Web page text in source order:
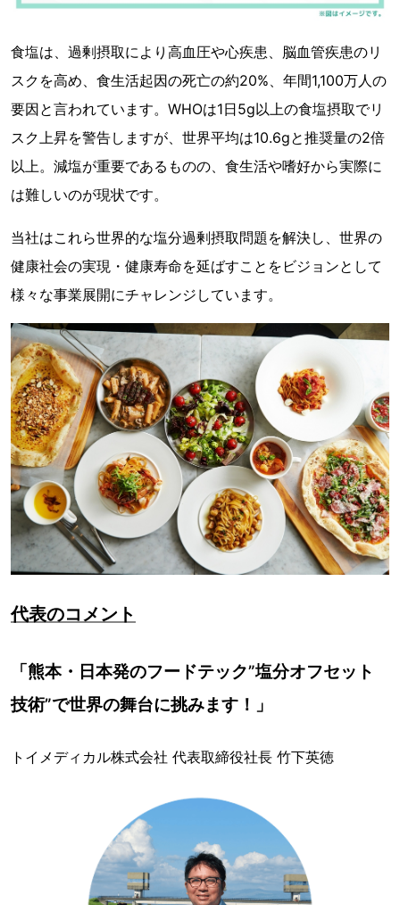
食塩は、過剰摂取により高血圧や心疾患、脳血管疾患のリ
スクを高め、食生活起因の死亡の約20%、年間1,100万人の
要因と言われています。WHOは1日5g以上の食塩摂取でリ
スク上昇を警告しますが、世界平均は10.6gと推奨量の2倍
以上。減塩が重要であるものの、食生活や嗜好から実際に
は難しいのが現状です。
当社はこれら世界的な塩分過剰摂取問題を解決し、世界の
健康社会の実現・健康寿命を延ばすことをビジョンとして
様々な事業展開にチャレンジしています。
代表のコメント
「熊本・日本発のフードテック”塩分オフセット
技術”で世界の舞台に挑みます！」
トイメディカル株式会社 代表取締役社長 竹下英徳